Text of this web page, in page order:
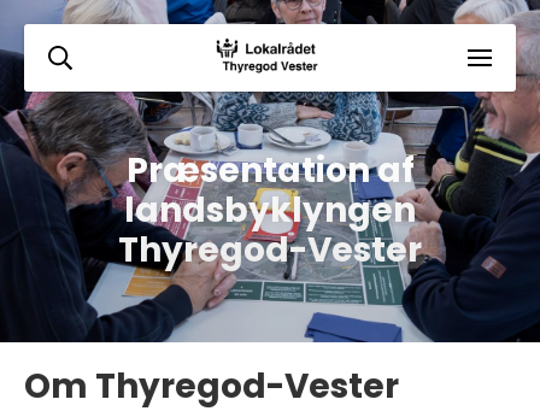
Præsentation af
landsbyklyngen
Thyregod-Vester
Om Thyregod-Vester